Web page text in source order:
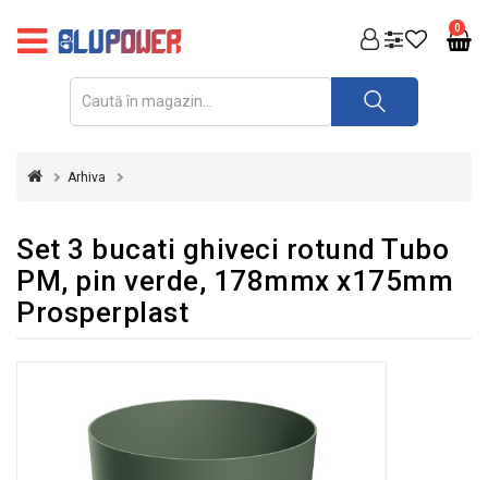
0
FOTOVOLTAICE
REDRESOARE
INVERTOARE
UPS
Arhiva
Set 3 bucati ghiveci rotund Tubo
PM, pin verde, 178mmx x175mm
Prosperplast